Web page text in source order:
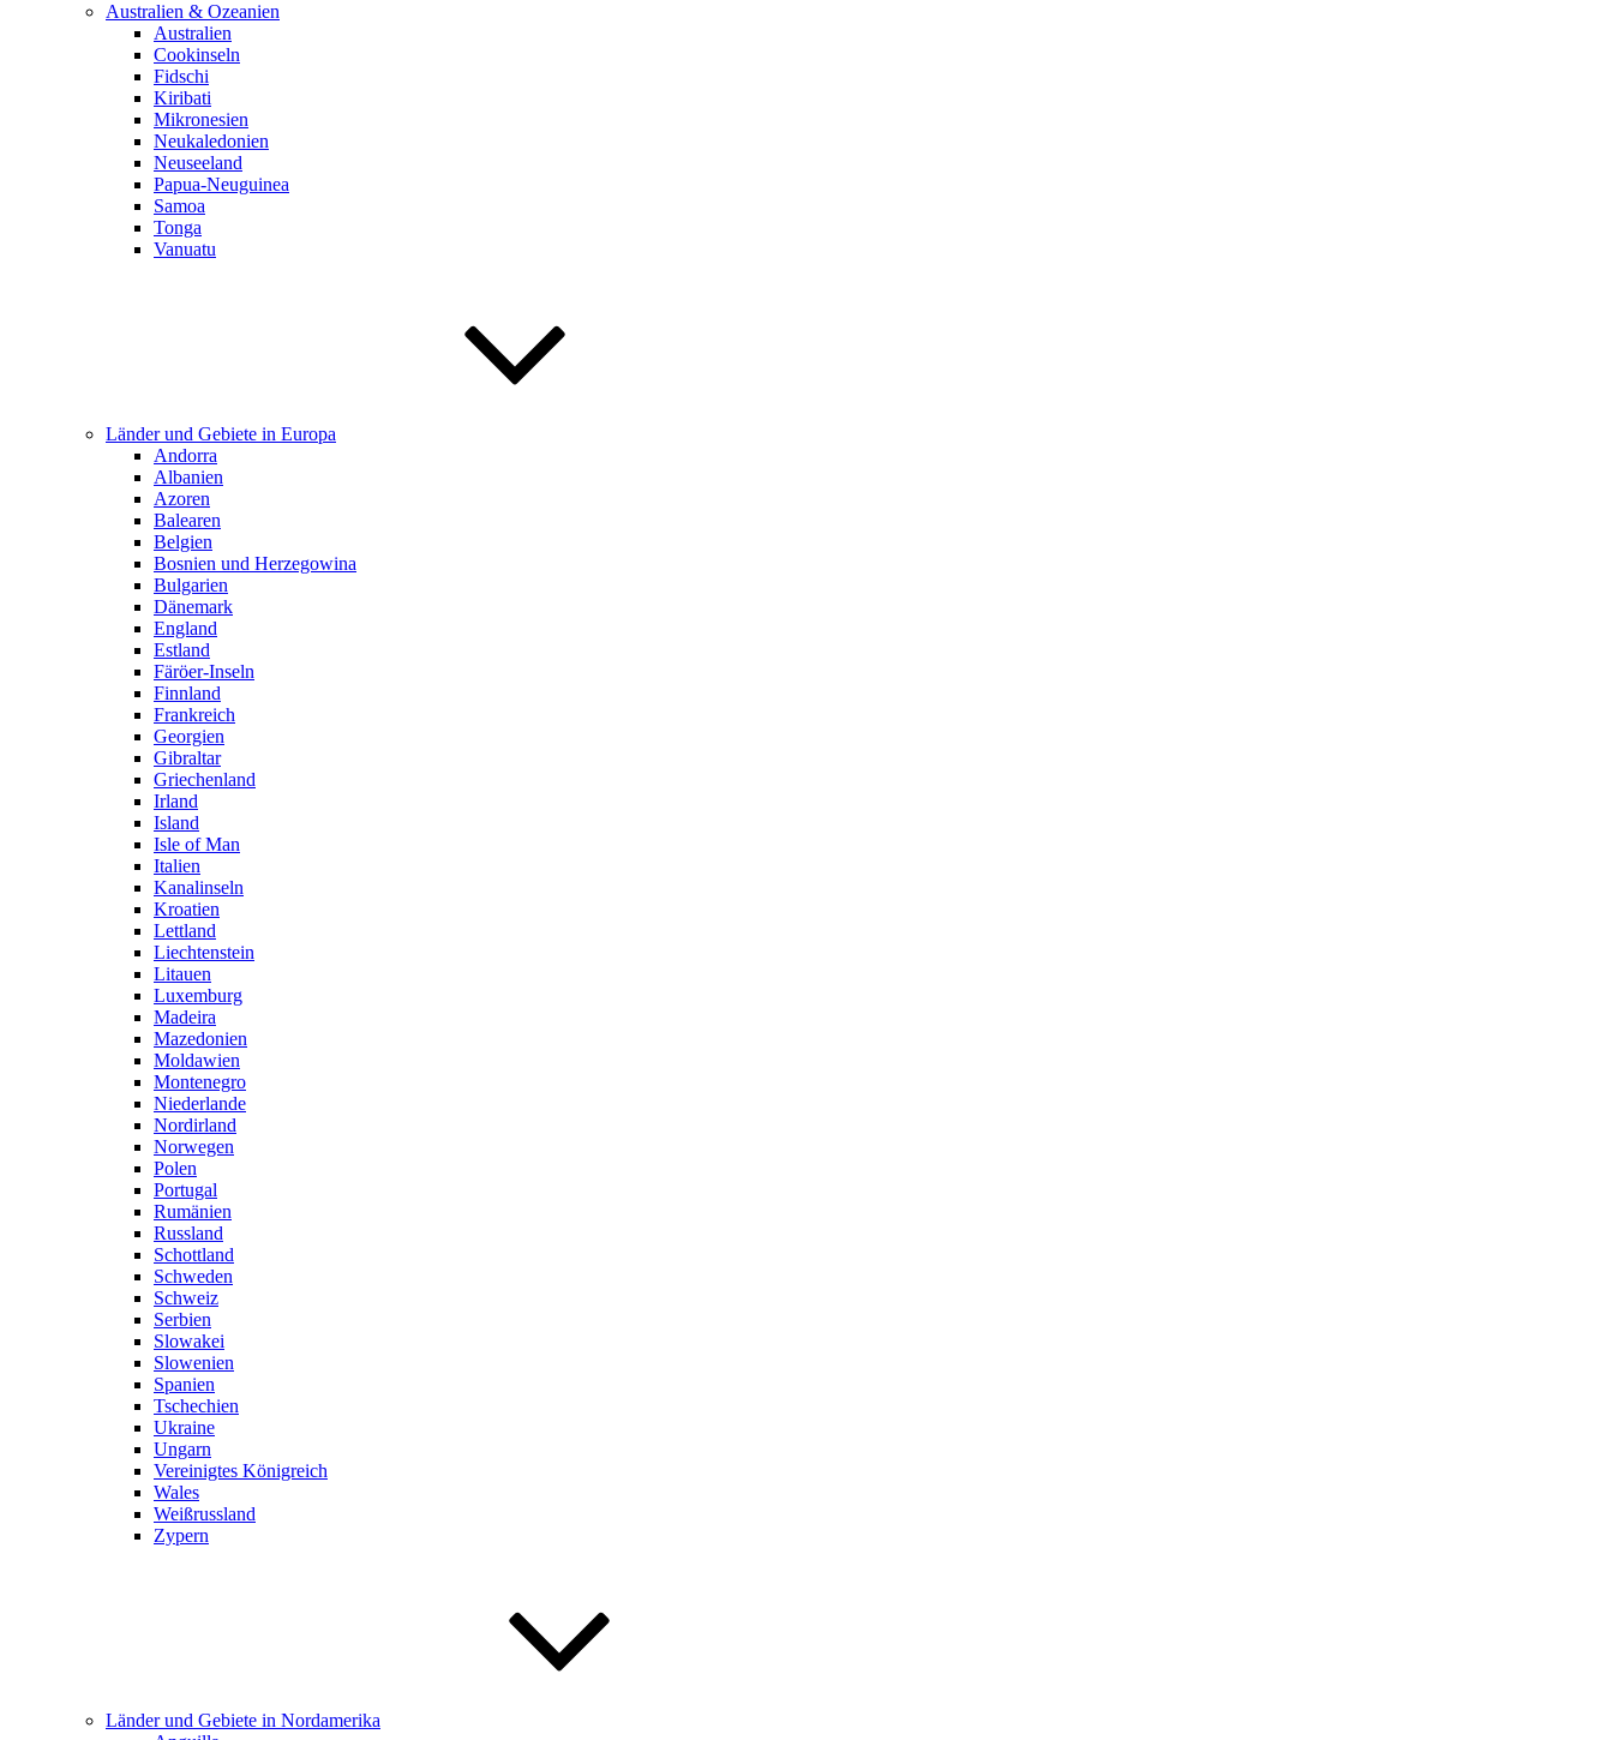
Australien & Ozeanien
Australien
Cookinseln
Fidschi
Kiribati
Mikronesien
Neukaledonien
Neuseeland
Papua-Neuguinea
Samoa
Tonga
Vanuatu
Länder und Gebiete in Europa
Andorra
Albanien
Azoren
Balearen
Belgien
Bosnien und Herzegowina
Bulgarien
Dänemark
England
Estland
Färöer-Inseln
Finnland
Frankreich
Georgien
Gibraltar
Griechenland
Irland
Island
Isle of Man
Italien
Kanalinseln
Kroatien
Lettland
Liechtenstein
Litauen
Luxemburg
Madeira
Mazedonien
Moldawien
Montenegro
Niederlande
Nordirland
Norwegen
Polen
Portugal
Rumänien
Russland
Schottland
Schweden
Schweiz
Serbien
Slowakei
Slowenien
Spanien
Tschechien
Ukraine
Ungarn
Vereinigtes Königreich
Wales
Weißrussland
Zypern
Länder und Gebiete in Nordamerika